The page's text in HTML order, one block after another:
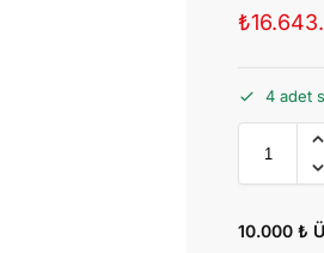
₺
4 adet
10.000 ₺